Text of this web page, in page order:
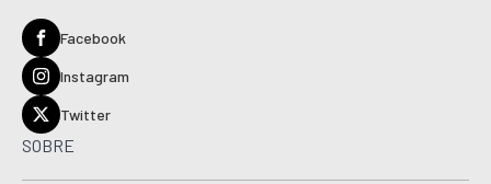
Facebook
Instagram
Twitter
SOBRE